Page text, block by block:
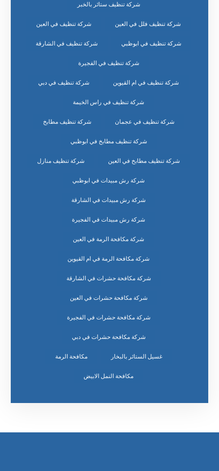
شركة تنظيف ستائر بالخبر
شركة تنظيف فلل في العين شركة تنظيف في العين
شركة تنظيف في ابوظبي شركة تنظيف في الشارقة
شركة تنظيف في الفجيرة
شركة تنظيف في ام القيوين شركة تنظيف في دبي
شركة تنظيف في راس الخيمة
شركة تنظيف في عجمان شركة تنظيف مطابخ
شركة تنظيف مطابخ في ابوظبي
شركة تنظيف مطابخ في العين شركة تنظيف منازل
شركة رش مبيدات في ابوظبي
شركة رش مبيدات في الشارقة
شركة رش مبيدات في الفجيرة
شركة مكافحة الرمة في العين
شركة مكافحة الرمة في ام القيوين
شركة مكافحة حشرات في الشارقة
شركة مكافحة حشرات في العين
شركة مكافحة حشرات في الفجيرة
شركة مكافحة حشرات في دبي
غسيل الستائر بالبخار مكافحة الرمة
مكافحة النمل الابيض